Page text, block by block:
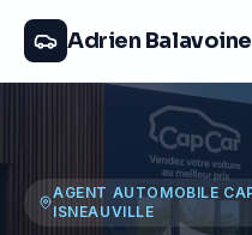
Adrien Balavoine
AGENT AUTOMOBILE
ISNEAUVILLE